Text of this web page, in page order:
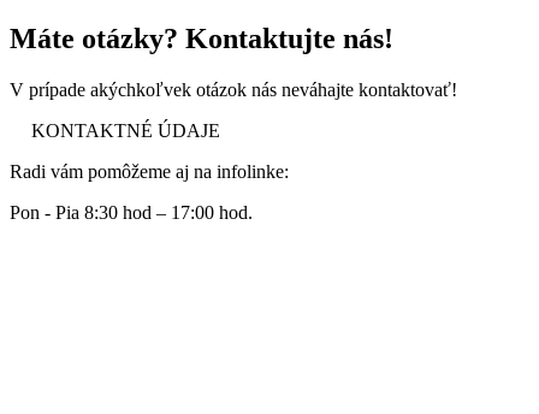
Máte otázky? Kontaktujte nás!
V prípade akýchkoľvek otázok nás neváhajte kontaktovať!
KONTAKTNÉ ÚDAJE
Radi vám pomôžeme aj na infolinke:
Pon - Pia 8:30 hod – 17:00 hod.